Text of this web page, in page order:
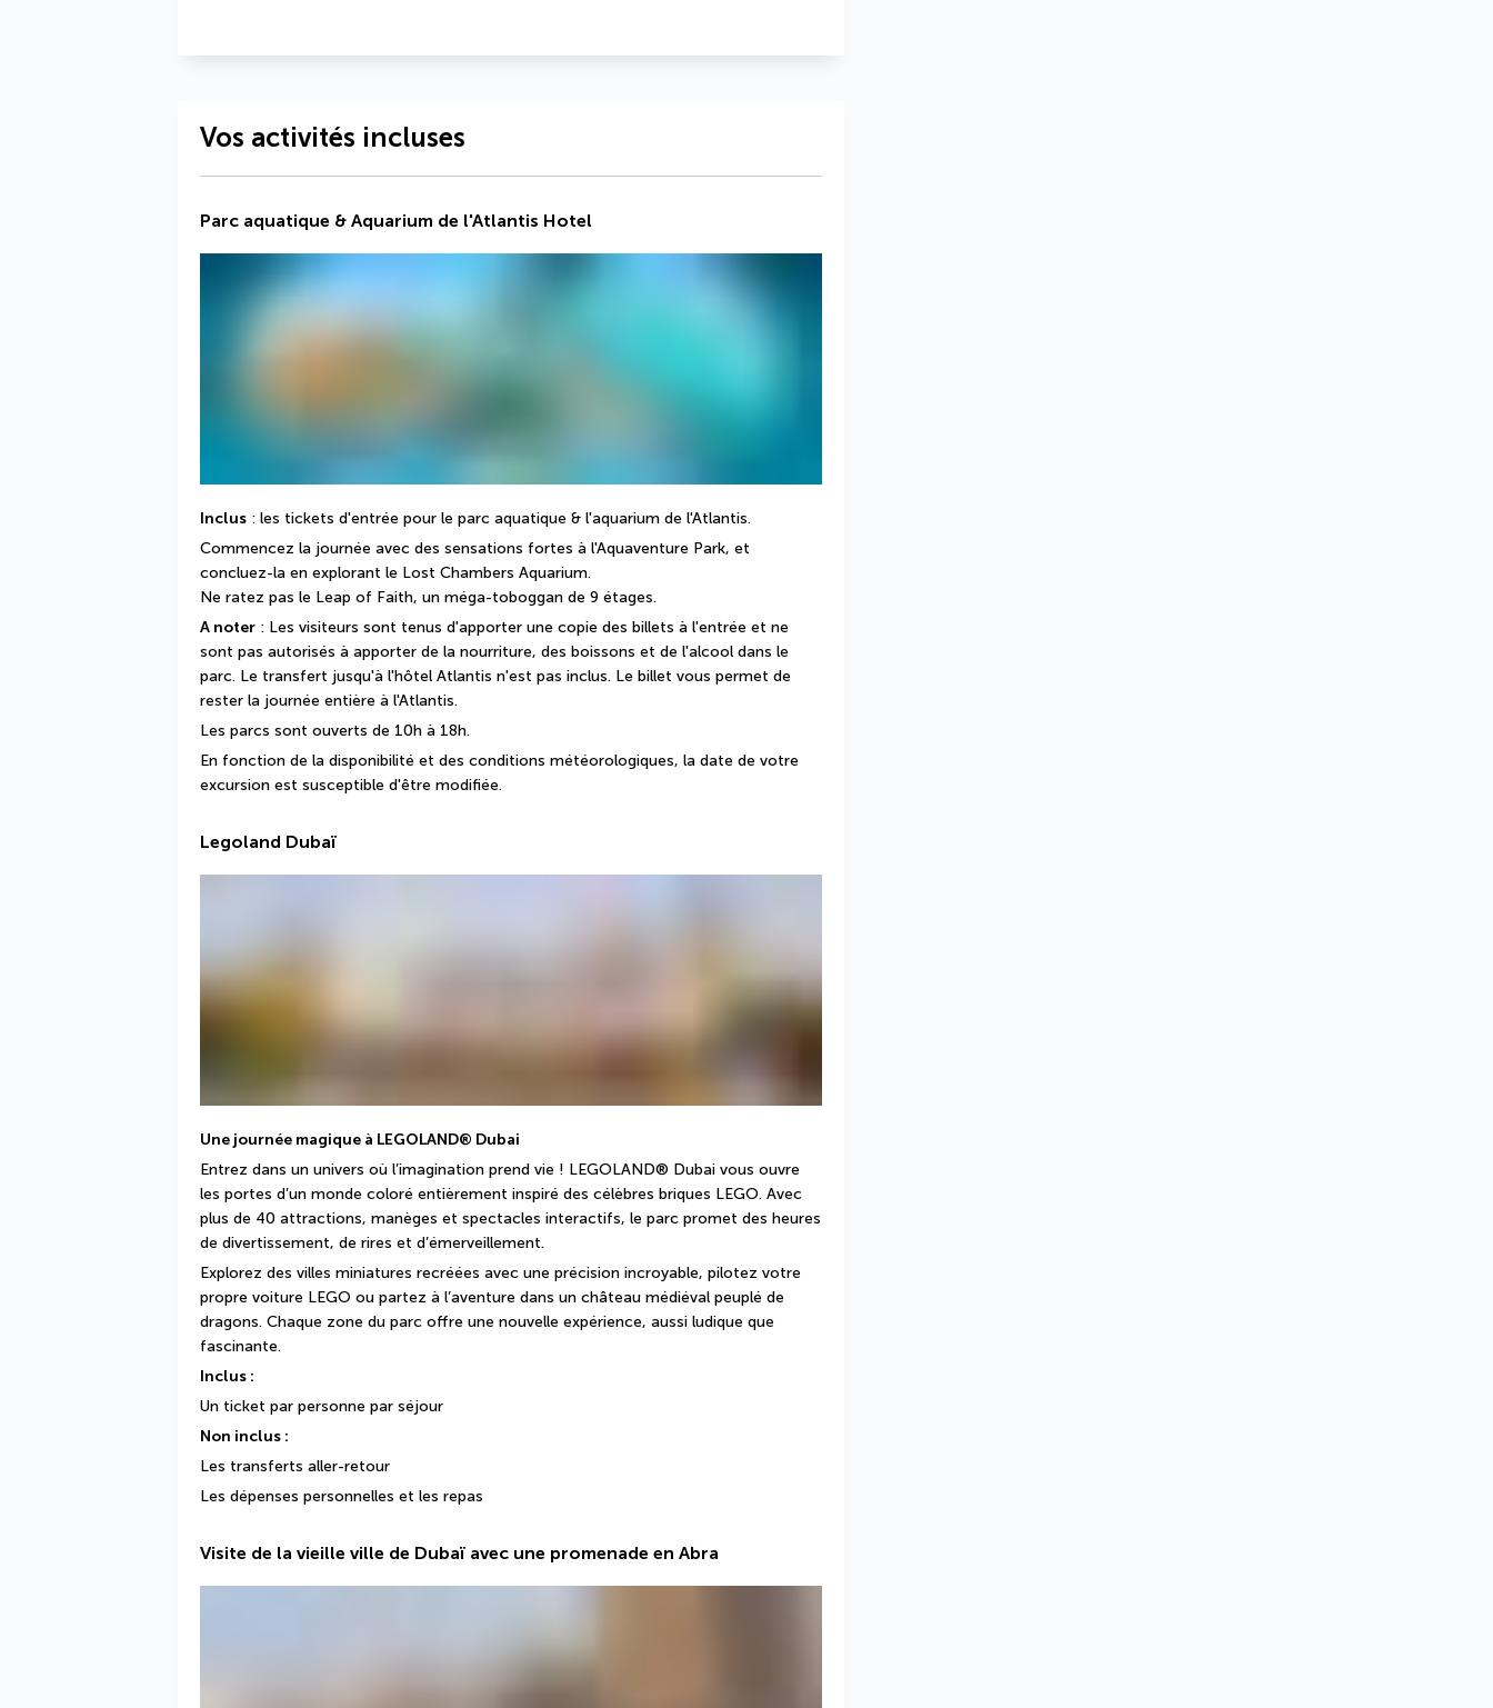
Vos activités incluses
Parc aquatique & Aquarium de l'Atlantis Hotel
Inclus : les tickets d'entrée pour le parc aquatique & l'aquarium de l'Atlantis.
Commencez la journée avec des sensations fortes à l'Aquaventure Park, et
concluez-la en explorant le Lost Chambers Aquarium.
Ne ratez pas le Leap of Faith, un méga-toboggan de 9 étages.
A noter : Les visiteurs sont tenus d'apporter une copie des billets à l'entrée et ne
sont pas autorisés à apporter de la nourriture, des boissons et de l'alcool dans le
parc. Le transfert jusqu'à l'hôtel Atlantis n'est pas inclus. Le billet vous permet de
rester la journée entière à l'Atlantis.
Les parcs sont ouverts de 10h à 18h.
En fonction de la disponibilité et des conditions météorologiques, la date de votre
excursion est susceptible d'être modifiée.
Legoland Dubaï
Une journée magique à LEGOLAND® Dubai
Entrez dans un univers où l’imagination prend vie ! LEGOLAND® Dubai vous ouvre
les portes d’un monde coloré entièrement inspiré des célèbres briques LEGO. Avec
plus de 40 attractions, manèges et spectacles interactifs, le parc promet des heures
de divertissement, de rires et d’émerveillement.
Explorez des villes miniatures recréées avec une précision incroyable, pilotez votre
propre voiture LEGO ou partez à l’aventure dans un château médiéval peuplé de
dragons. Chaque zone du parc offre une nouvelle expérience, aussi ludique que
fascinante.
Inclus :
Un ticket par personne par séjour
Non inclus :
Les transferts aller-retour
Les dépenses personnelles et les repas
Visite de la vieille ville de Dubaï avec une promenade en Abra